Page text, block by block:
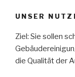
UNSER
Ziel: Sie sollen
die Qualität der